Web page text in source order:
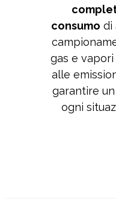
consumo di
gas e
alle
garantire
ogni